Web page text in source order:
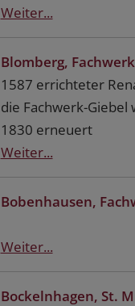
Weiter...
Blomberg,
1587 errichteter
die Fachwerk-Giebel
1830 erneuert
Weiter...
Bobenhausen,
Weiter...
Bockelnhagen, St.